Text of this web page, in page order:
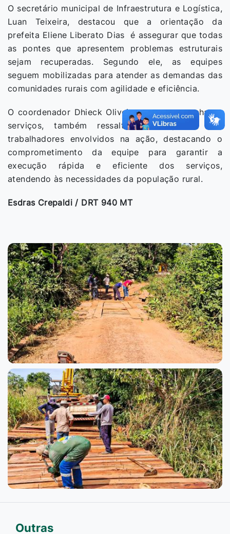
O secretário municipal de Infraestrutura e Logística,
Luan Teixeira, destacou que a orientação da
prefeita Eliene Liberato Dias é assegurar que todas
as pontes que apresentem problemas estruturais
sejam recuperadas. Segundo ele, as equipes
seguem mobilizadas para atender as demandas das
comunidades rurais com agilidade e eficiência.
O coordenador Dhieck Oliveira, que acompanha os
serviços, também ressaltou o empenho dos
trabalhadores envolvidos na ação, destacando o
comprometimento da equipe para garantir a
execução rápida e eficiente dos serviços,
atendendo às necessidades da população rural.
Esdras Crepaldi / DRT 940 MT
Outras